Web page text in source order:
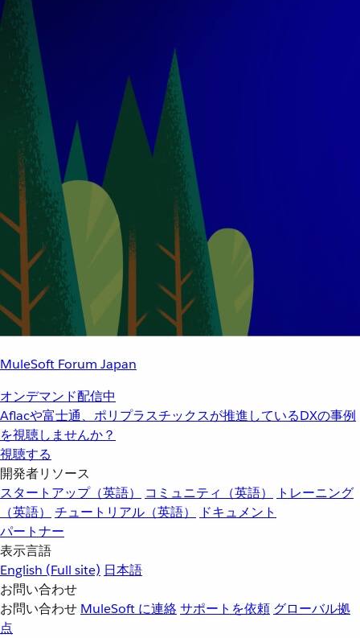
MuleSoft Forum Japan
オンデマンド配信中
Aflacや富士通、ポリプラスチックスが推進しているDXの事例
を視聴しませんか？
視聴する
開発者リソース
スタートアップ（英語）
コミュニティ（英語）
トレーニング
（英語）
チュートリアル（英語）
ドキュメント
パートナー
表示言語
English (Full site) 日本語
お問い合わせ
お問い合わせ MuleSoft に連絡サポートを依頼 グローバル拠
点